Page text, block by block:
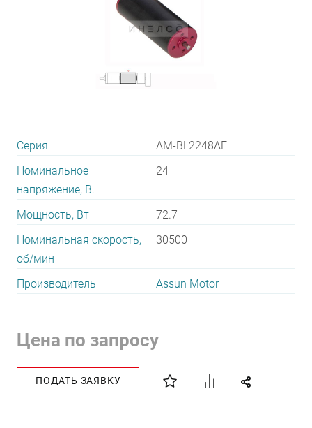
Серия
AM-BL2248AE
Номинальное
напряжение, В.
24
Мощность, Вт
72.7
Номинальная скорость,
об/мин
30500
Производитель Assun Motor
Цена по запросу
ПОДАТЬ ЗАЯВКУ